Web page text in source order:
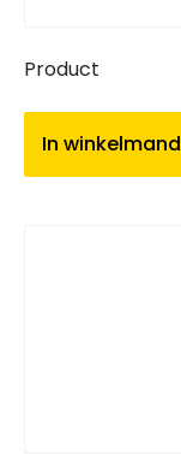
Product
In winkelmand